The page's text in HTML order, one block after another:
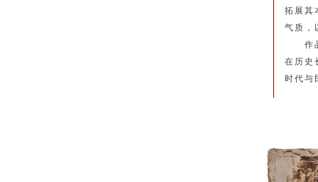
拓展其
气质，
作
在历史
时代与